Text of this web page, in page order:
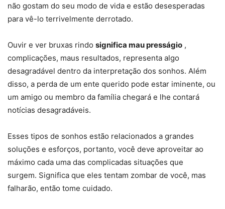
não gostam do seu modo de vida e estão desesperadas
para vê-lo terrivelmente derrotado.
Ouvir e ver bruxas rindo significa mau presságio ,
complicações, maus resultados, representa algo
desagradável dentro da interpretação dos sonhos. Além
disso, a perda de um ente querido pode estar iminente, ou
um amigo ou membro da família chegará e lhe contará
notícias desagradáveis.
Esses tipos de sonhos estão relacionados a grandes
soluções e esforços, portanto, você deve aproveitar ao
máximo cada uma das complicadas situações que
surgem. Significa que eles tentam zombar de você, mas
falharão, então tome cuidado.